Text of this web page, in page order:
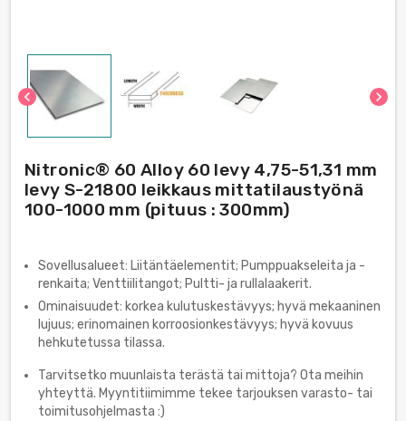
chevron_left chevron_right
Nitronic® 60 Alloy 60 levy 4,75-51,31 mm
levy S-21800 leikkaus mittatilaustyönä
100-1000 mm (pituus : 300mm)
Sovellusalueet: Liitäntäelementit; Pumppuakseleita ja -
renkaita; Venttiilitangot; Pultti- ja rullalaakerit.
Ominaisuudet: korkea kulutuskestävyys; hyvä mekaaninen
lujuus; erinomainen korroosionkestävyys; hyvä kovuus
hehkutetussa tilassa.
Tarvitsetko muunlaista terästä tai mittoja? Ota meihin
yhteyttä. Myyntitiimimme tekee tarjouksen varasto- tai
toimitusohjelmasta :)